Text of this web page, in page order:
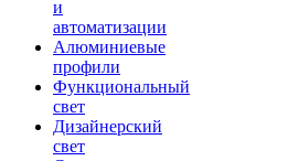
и
автоматизации
Алюминиевые
профили
Функциональный
свет
Дизайнерский
свет